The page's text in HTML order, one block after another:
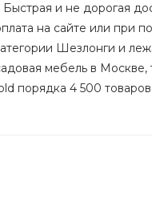
Быстрая и не дорогая
на сайте или при
Шезлонги и
мебель в Москве,
порядка 4 500